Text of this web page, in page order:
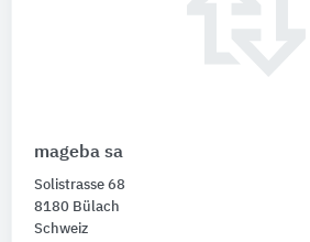
mageba sa
Solistrasse 68
8180 Bülach
Schweiz